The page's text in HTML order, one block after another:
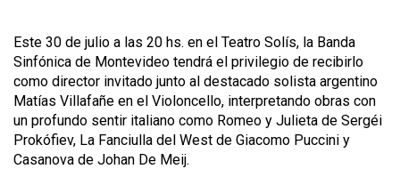
Este 30 de julio a las 20 hs. en el Teatro Solís, la Banda
Sinfónica de Montevideo tendrá el privilegio de recibirlo
como director invitado junto al destacado solista argentino
Matías Villafañe en el Violoncello, interpretando obras con
un profundo sentir italiano como Romeo y Julieta de Sergéi
Prokófiev, La Fanciulla del West de Giacomo Puccini y
Casanova de Johan De Meij.